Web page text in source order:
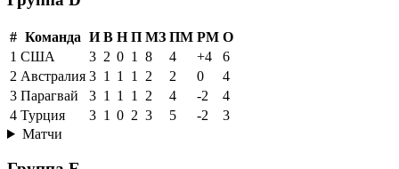
# Команда И В Н П МЗ ПМ РМ О
1 США 3 2 0 1 8 4 +4
6
2 Австралия 3 1 1 1 2 2 0
4
3 Парагвай 3 1 1 1 2 4 -2
4
4 Турция 3 1 0 2 3 5 -2
3
Матчи